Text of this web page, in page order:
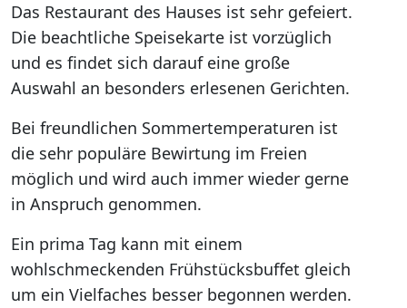
Das Restaurant des Hauses ist sehr gefeiert.
Die beachtliche Speisekarte ist vorzüglich
und es findet sich darauf eine große
Auswahl an besonders erlesenen Gerichten.
Bei freundlichen Sommertemperaturen ist
die sehr populäre Bewirtung im Freien
möglich und wird auch immer wieder gerne
in Anspruch genommen.
Ein prima Tag kann mit einem
wohlschmeckenden Frühstücksbuffet gleich
um ein Vielfaches besser begonnen werden.